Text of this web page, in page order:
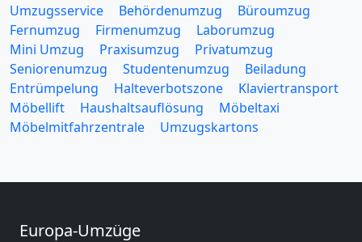
Umzugsservice Behördenumzug
Büroumzug
Fernumzug
Firmenumzug
Laborumzug
Mini Umzug
Praxisumzug
Privatumzug
Seniorenumzug
Studentenumzug
Beiladung
Entrümpelung
Halteverbotszone
Klaviertransport
Möbellift
Haushaltsauflösung
Möbeltaxi
Möbelmitfahrzentrale
Umzugskartons
Europa-Umzüge